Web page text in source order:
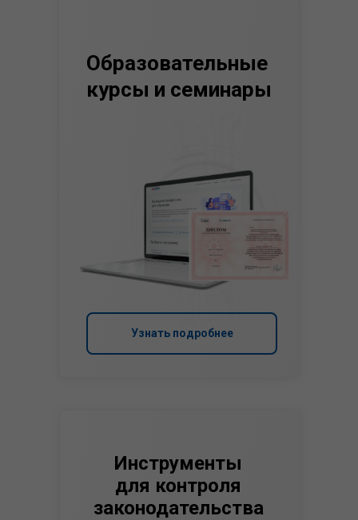
Инструменты
для контроля
законодательства
Узнать подробнее
Образовательные
курсы и семинары